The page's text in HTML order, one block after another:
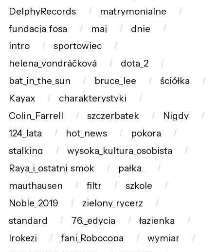
DelphyRecords
matrymonialne
fundacja_fosa
maj
dnie
intro
sportowiec
helena_vondráčková
dota_2
bat_in_the_sun
bruce_lee
ściółka
Kayax
charakterystyki
Colin_Farrell
szczerbatek
Nigdy
124_lata
hot_news
pokora
stalking
wysoka_kultura_osobista
Raya_i_ostatni_smok
pałka_
mauthausen
filtr
szkole
Noble_2019
zielony_rycerz
standard
76._edycja
łazienka
Irokezi
fani_Robocopa
wymiar